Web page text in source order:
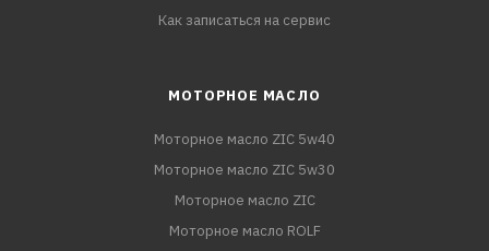
Как записаться на сервис
МОТОРНОЕ МАСЛО
Моторное масло ZIC 5w40
Моторное масло ZIC 5w30
Моторное масло ZIC
Моторное масло ROLF